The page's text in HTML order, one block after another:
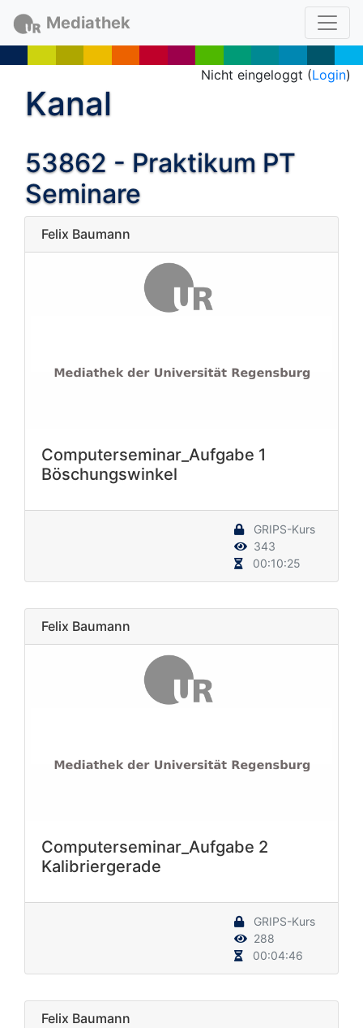
Mediathek
Nicht eingeloggt (Login)
Kanal
53862 - Praktikum PT
Seminare
Felix Baumann
Computerseminar_Aufgabe 1
Böschungswinkel
GRIPS-Kurs
343
00:10:25
Felix Baumann
Computerseminar_Aufgabe 2
Kalibriergerade
GRIPS-Kurs
288
00:04:46
Felix Baumann